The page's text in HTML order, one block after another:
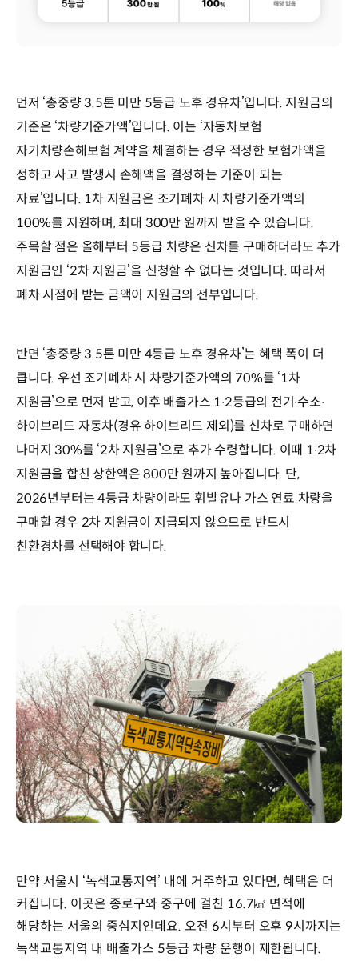
먼저 ‘총중량 3.5톤 미만 5등급 노후 경유차’입니다. 지원금의
기준은 ‘차량기준가액’입니다. 이는 ‘자동차보험
자기차량손해보험 계약을 체결하는 경우 적정한 보험가액을
정하고 사고 발생시 손해액을 결정하는 기준이 되는
자료’입니다. 1차 지원금은 조기폐차 시 차량기준가액의
100%를 지원하며, 최대 300만 원까지 받을 수 있습니다.
주목할 점은 올해부터 5등급 차량은 신차를 구매하더라도 추가
지원금인 ‘2차 지원금’을 신청할 수 없다는 것입니다. 따라서
폐차 시점에 받는 금액이 지원금의 전부입니다.
반면 ‘총중량 3.5톤 미만 4등급 노후 경유차’는 혜택 폭이 더
큽니다. 우선 조기폐차 시 차량기준가액의 70%를 ‘1차
지원금’으로 먼저 받고, 이후 배출가스 1∙2등급의 전기∙수소∙
하이브리드 자동차(경유 하이브리드 제외)를 신차로 구매하면
나머지 30%를 ‘2차 지원금’으로 추가 수령합니다. 이때 1∙2차
지원금을 합친 상한액은 800만 원까지 높아집니다. 단,
2026년부터는 4등급 차량이라도 휘발유나 가스 연료 차량을
구매할 경우 2차 지원금이 지급되지 않으므로 반드시
친환경차를 선택해야 합니다.
만약 서울시 ‘녹색교통지역’ 내에 거주하고 있다면, 혜택은 더
커집니다. 이곳은 종로구와 중구에 걸친 16.7㎢ 면적에
해당하는 서울의 중심지인데요. 오전 6시부터 오후 9시까지는
녹색교통지역 내 배출가스 5등급 차량 운행이 제한됩니다.